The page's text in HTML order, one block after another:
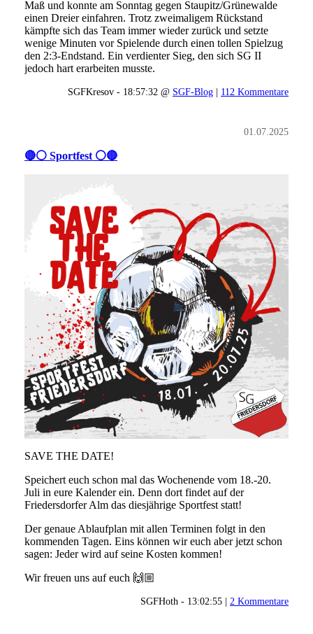
Maß und konnte am Sonntag gegen Staupitz/Grünewalde
einen Dreier einfahren. Trotz zweimaligem Rückstand
kämpfte sich das Team immer wieder zurück und setzte
wenige Minuten vor Spielende durch einen tollen Spielzug
den 2:3-Endstand. Ein verdienter Sieg, den sich SG II
jedoch hart erarbeiten musste.
SGFKresov - 18:57:32 @ SGF-Blog | 112 Kommentare
01.07.2025
🔴⚪️ Sportfest ⚪️🔴
SAVE THE DATE!
Speichert euch schon mal das Wochenende vom 18.-20.
Juli in eure Kalender ein. Denn dort findet auf der
Friedersdorfer Alm das diesjährige Sportfest statt!
Der genaue Ablaufplan mit allen Terminen folgt in den
kommenden Tagen. Eins können wir euch aber jetzt schon
sagen: Jeder wird auf seine Kosten kommen!
Wir freuen uns auf euch 🙌🏼
SGFHoth - 13:02:55 | 2 Kommentare